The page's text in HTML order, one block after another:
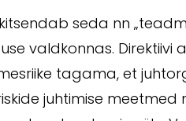
kitsendab seda nn
valdkonnas. Direktiivi
tagama, et
juhtimise